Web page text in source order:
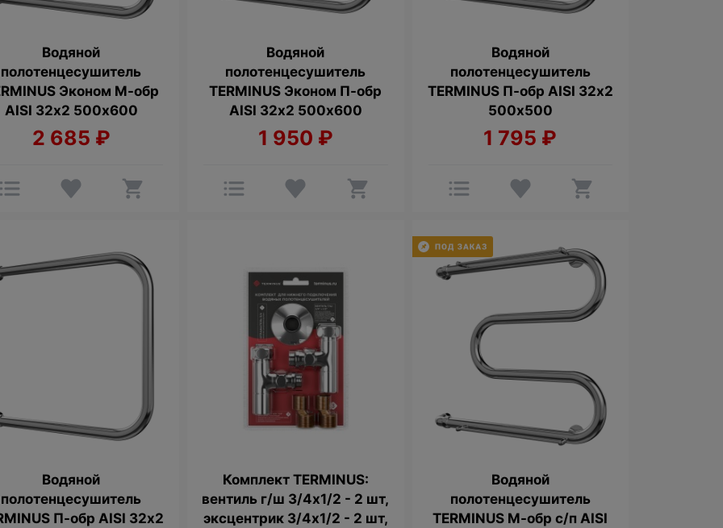
Водяной
полотенцесушитель
Эконом М-обр
AISI 32х2 500х600
2 685 ₽
Водяной
полотенцесушитель
TERMINUS Эконом П-обр
AISI 32х2 500х600
1 950 ₽
Водяной
полотенцесушитель
TERMINUS П-обр AISI 32х2
500х500
1 795 ₽
Водяной
полотенцесушитель
П-обр AISI 32х2
Комплект TERMINUS:
вентиль г/ш 3/4х1/2 - 2 шт,
эксцентрик 3/4х1/2 - 2 шт,
Водяной
полотенцесушитель
TERMINUS М-обр с/п AISI